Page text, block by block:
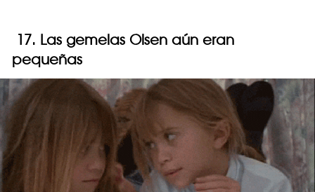
17. Las gemelas Olsen aún eran
pequeñas